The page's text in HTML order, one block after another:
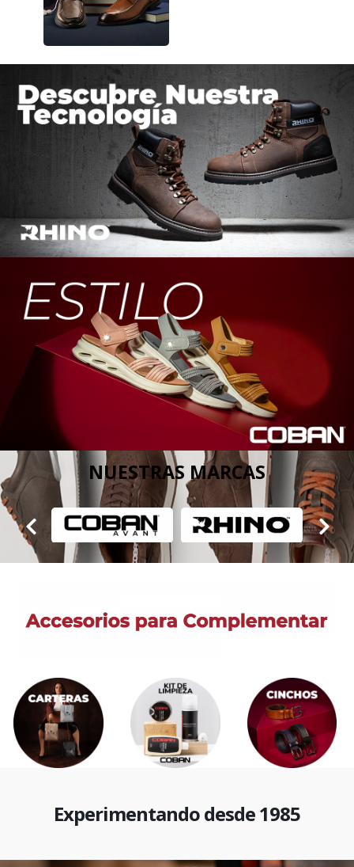
NUESTRAS MARCAS
Experimentando desde 1985